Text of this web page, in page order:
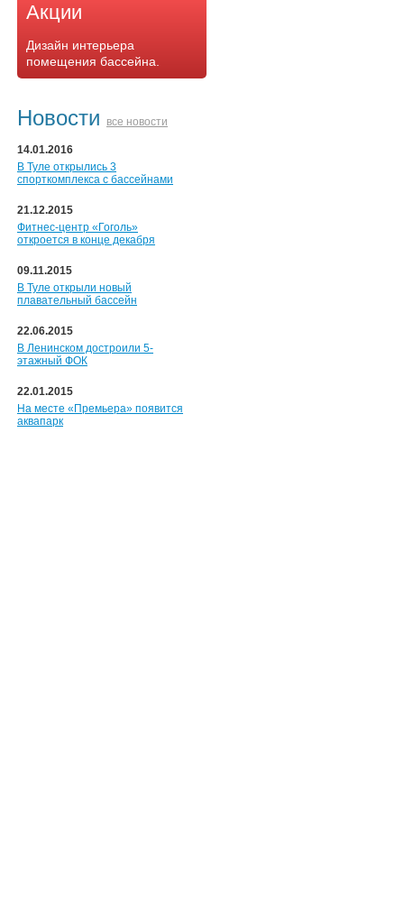
Акции
Дизайн интерьера
помещения бассейна.
Новости все новости
14.01.2016
В Туле открылись 3
спорткомплекса с бассейнами
21.12.2015
Фитнес-центр «Гоголь»
откроется в конце декабря
09.11.2015
В Туле открыли новый
плавательный бассейн
22.06.2015
В Ленинском достроили 5-
этажный ФОК
22.01.2015
На месте «Премьера» появится
аквапарк